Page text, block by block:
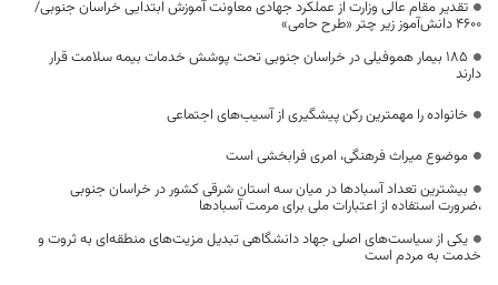
تقدیر مقام عالی وزارت از عملکرد جهادی معاونت آموزش ابتدایی خراسان جنوبی/
۴۶۰۰ دانش‌آموز زیر چتر «طرح حامی»
۱۸۵ بیمار هموفیلی در خراسان جنوبی تحت پوشش خدمات بیمه سلامت قرار
دارند
خانواده را مهمترین رکن پیشگیری از آسیب‌های اجتماعی
موضوع میراث فرهنگی، امری فرابخشی است
بیشترین تعداد آسبادها در میان سه استان شرقی کشور در خراسان جنوبی
،ضرورت استفاده از اعتبارات ملی برای مرمت آسبادها
یکی از سیاست‌های اصلی جهاد دانشگاهی تبدیل مزیت‌های منطقه‌ای به ثروت و
خدمت به مردم است